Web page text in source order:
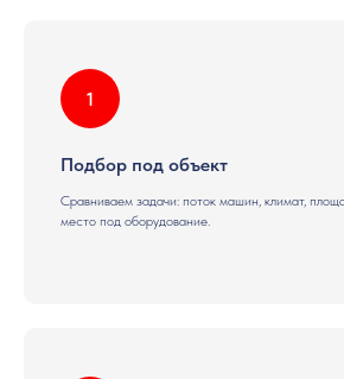
Подбор под объект
Сравниваем задачи: поток машин, климат,
место под оборудование.